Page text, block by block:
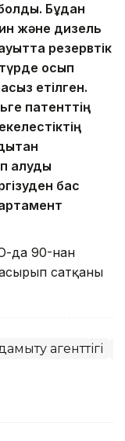
болды. Бұдан
және дизель
резервтік
қосып
етілген.
патенттің
алуды
бас
да 90-нан
асырып сатқаны
агенттігі